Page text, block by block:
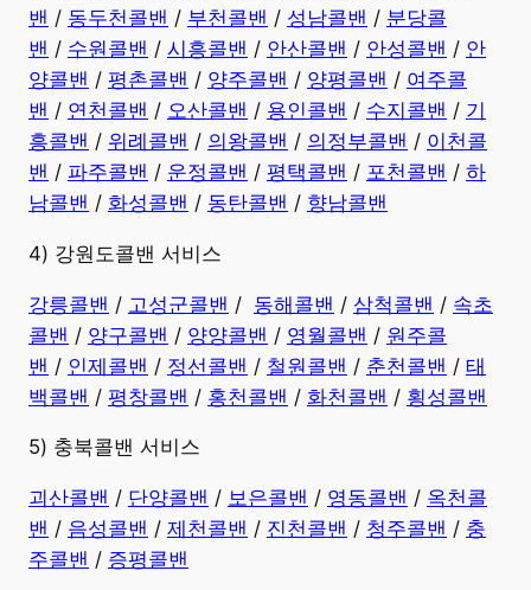
밴 / 동두천콜밴 / 부천콜밴 / 성남콜밴 / 분당콜
밴 / 수원콜밴 / 시흥콜밴 / 안산콜밴 / 안성콜밴 / 안
양콜밴 / 평촌콜밴 / 양주콜밴 / 양평콜밴 / 여주콜
밴 / 연천콜밴 / 오산콜밴 / 용인콜밴 / 수지콜밴 / 기
흥콜밴 / 위례콜밴 / 의왕콜밴 / 의정부콜밴 / 이천콜
밴 / 파주콜밴 / 운정콜밴 / 평택콜밴 / 포천콜밴 / 하
남콜밴 / 화성콜밴 / 동탄콜밴 / 향남콜밴
4) 강원도콜밴 서비스
강릉콜밴 / 고성군콜밴 / 동해콜밴 / 삼척콜밴 / 속초
콜밴 / 양구콜밴 / 양양콜밴 / 영월콜밴 / 원주콜
밴 / 인제콜밴 / 정선콜밴 / 철원콜밴 / 춘천콜밴 / 태
백콜밴 / 평창콜밴 / 홍천콜밴 / 화천콜밴 / 횡성콜밴
5) 충북콜밴 서비스
괴산콜밴 / 단양콜밴 / 보은콜밴 / 영동콜밴 / 옥천콜
밴 / 음성콜밴 / 제천콜밴 / 진천콜밴 / 청주콜밴 / 충
주콜밴 / 증평콜밴